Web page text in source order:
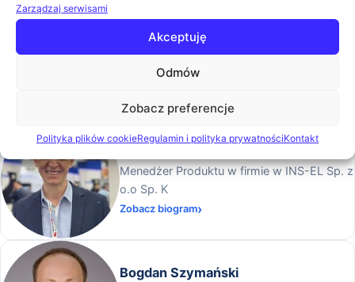
Zarządzaj serwisami
Akceptuję
Odmów
Zobacz preferencje
Polityka plików cookieRegulamin i polityka prywatnościKontakt
Dejnarowicz (WaySun Foundation)
Zakończenie konferencji
Menedżer Produktu w firmie w INS-EL Sp. z
o.o Sp. K
Zobacz biogram
Bogdan Szymański